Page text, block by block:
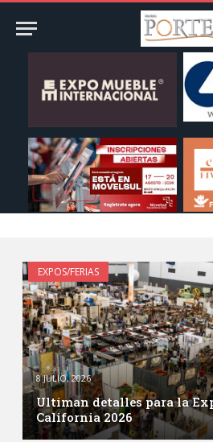
EXPOS/FERIAS
8 JULIO, 2026
Ultiman detalles para la
California 2026